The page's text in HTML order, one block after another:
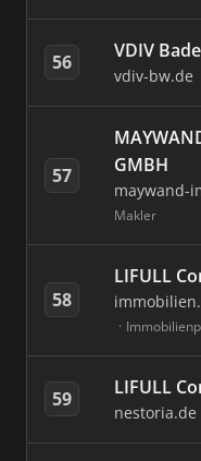
56 VDIV
vdiv-bw.de
57
GMBH
maywand-
Makler
58
LIFULL
59 LIFULL
nestoria.de